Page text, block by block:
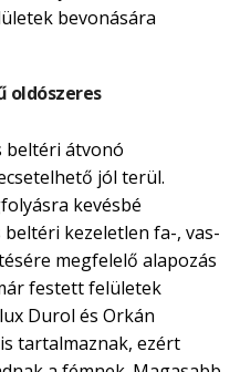
bevonására
oldószeres
beltéri átvonó
jól terül.
kevésbé
kezeletlen fa-, vas-
megfelelő alapozás
festett felületek
Durol és Orkán
tartalmaznak, ezért